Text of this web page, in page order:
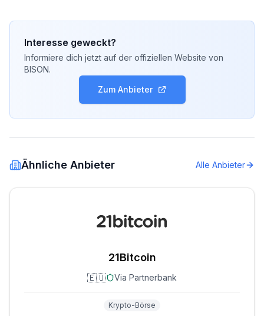
Interesse geweckt?
Informiere dich jetzt auf der offiziellen Website von
BISON.
Zum Anbieter
Ähnliche Anbieter Alle Anbieter
21Bitcoin
🇪🇺 Via Partnerbank
Krypto-Börse